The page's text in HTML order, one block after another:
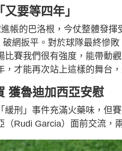
要等四年」
帳的巴洛根，今仗整體發
破網扳平。對於球隊最終慘
比賽我們很有強度，能帶動
，才能再次站上這樣的舞台，
獲魯迪加西亞安慰
緩刑」事件充滿火藥味，但
（Rudi Garcia）面前交流，